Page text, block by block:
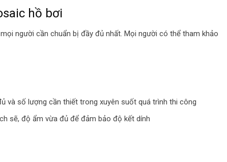
hồ bơi
người cần chuẩn bị đầy đủ nhất. Mọi người có thể tham khảo
và số lượng cần thiết trong xuyên suốt quá trình thi công
sẽ, độ ẩm vừa đủ để đảm bảo độ kết dính